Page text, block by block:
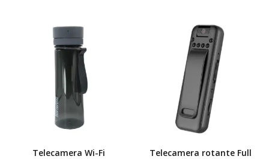
Telecamera Wi-Fi
Telecamera rotante Full